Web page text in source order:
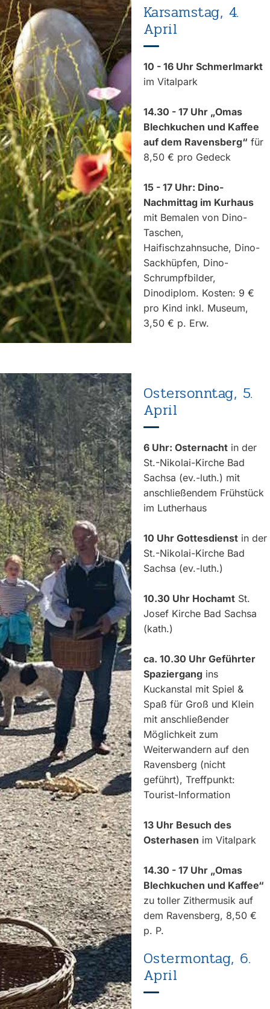
Karsamstag, 4.
April
10 - 16 Uhr Schmerlmarkt
im Vitalpark
14.30 - 17 Uhr „Omas
Blechkuchen und Kaffee
auf dem Ravensberg“ für
8,50 € pro Gedeck
15 - 17 Uhr: Dino-
Nachmittag im Kurhaus
mit Bemalen von Dino-
Taschen,
Haifischzahnsuche, Dino-
Sackhüpfen, Dino-
Schrumpfbilder,
Dinodiplom. Kosten: 9 €
pro Kind inkl. Museum,
3,50 € p. Erw.
Ostersonntag, 5.
April
6 Uhr: Osternachtin der
St.-Nikolai-Kirche Bad
Sachsa (ev.-luth.) mit
anschließendem Frühstück
im Lutherhaus
10 Uhr Gottesdienstin der
St.-Nikolai-Kirche Bad
Sachsa (ev.-luth.)
10.30 Uhr HochamtSt.
Josef Kirche Bad Sachsa
(kath.)
ca. 10.30 Uhr Geführter
Spaziergang ins
Kuckanstal mit Spiel &
Spaß für Groß und Klein
mit anschließender
Möglichkeit zum
Weiterwandern auf den
Ravensberg (nicht
geführt), Treffpunkt:
Tourist-Information
13 Uhr Besuch des
Osterhasen im Vitalpark
14.30 - 17 Uhr „Omas
Blechkuchen und Kaffee“
zu toller Zithermusik auf
dem Ravensberg, 8,50 €
p. P.
Ostermontag, 6.
April